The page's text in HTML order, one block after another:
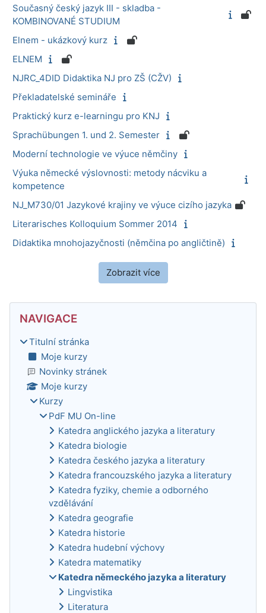
Současný český jazyk III - skladba -
KOMBINOVANÉ STUDIUM
Elnem - ukázkový kurz
ELNEM
NJRC_4DID Didaktika NJ pro ZŠ (CŽV)
Překladatelské semináře
Praktický kurz e-learningu pro KNJ
Sprachübungen 1. und 2. Semester
Moderní technologie ve výuce němčiny
Výuka německé výslovnosti: metody nácviku a
kompetence
NJ_M730/01 Jazykové krajiny ve výuce cizího jazyka
Literarisches Kolloquium Sommer 2014
Didaktika mnohojazyčnosti (němčina po angličtině)
Zobrazit více
Bloky
NAVIGACE
Titulní stránka
Moje kurzy
Novinky stránek
Moje kurzy
Kurzy
PdF MU On-line
Katedra anglického jazyka a literatury
Katedra biologie
Katedra českého jazyka a literatury
Katedra francouzského jazyka a literatury
Katedra fyziky, chemie a odborného
vzdělávání
Katedra geografie
Katedra historie
Katedra hudební výchovy
Katedra matematiky
Katedra německého jazyka a literatury
Lingvistika
Literatura